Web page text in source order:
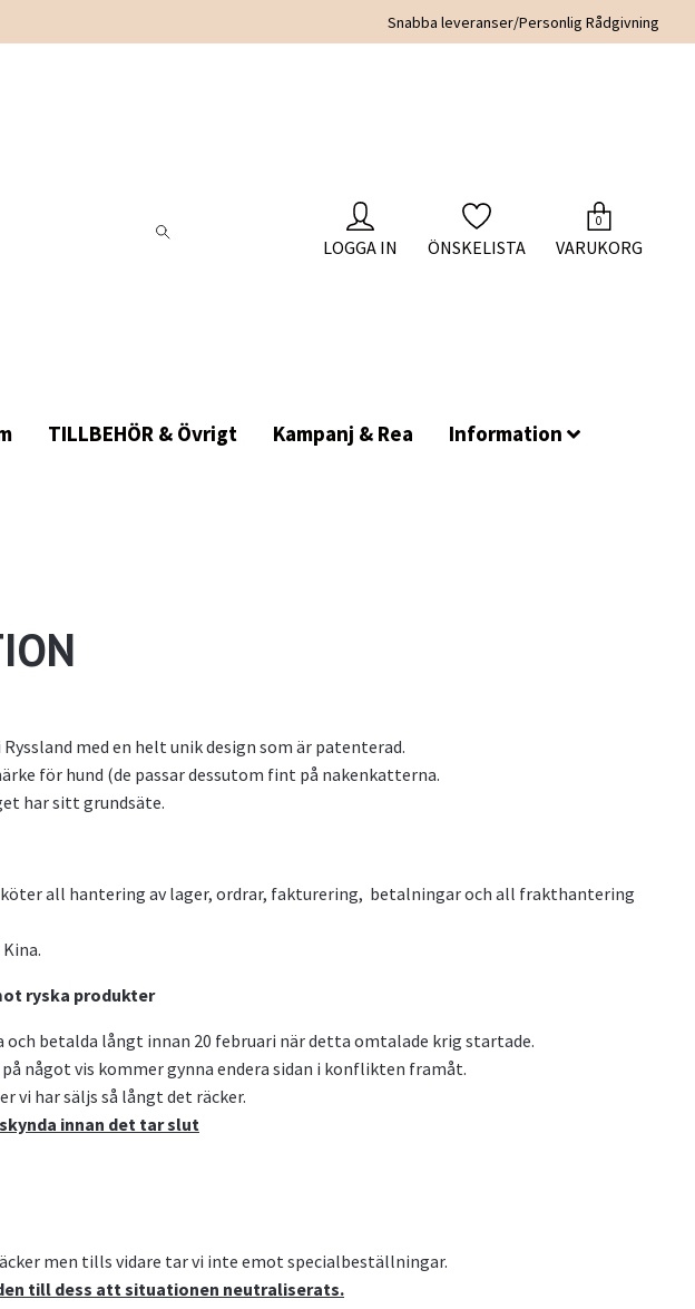
Snabba leveranser/Personlig Rådgivning
LOGGA IN ÖNSKELISTA
0
VARUKORG
TILLBEHÖR & Övrigt Kampanj & Rea
Information
med en helt unik design som är patenterad.
för hund (de passar dessutom fint på nakenkatterna.
har sitt grundsäte.
all hantering av lager, ordrar, fakturering, betalningar och all frakthantering
ryska produkter
och betalda långt innan 20 februari när detta omtalade krig startade.
något vis kommer gynna endera sidan i konflikten framåt.
vi har säljs så långt det räcker.
innan det tar slut
men tills vidare tar vi inte emot specialbeställningar.
till dess att situationen neutraliserats.